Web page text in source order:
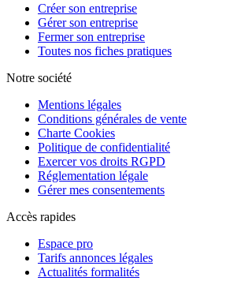
Créer son entreprise
Gérer son entreprise
Fermer son entreprise
Toutes nos fiches pratiques
Notre société
Mentions légales
Conditions générales de vente
Charte Cookies
Politique de confidentialité
Exercer vos droits RGPD
Réglementation légale
Gérer mes consentements
Accès rapides
Espace pro
Tarifs annonces légales
Actualités formalités